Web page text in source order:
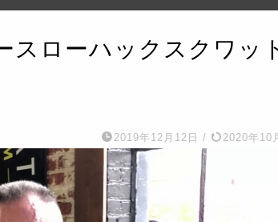
スローハックスクワッ
2019年12月12日 / 2020年10